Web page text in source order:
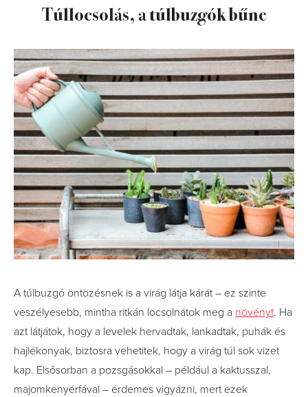
Túllocsolás, a túlbuzgók bűne
A túlbuzgó öntözésnek is a virág látja kárát – ez szinte
veszélyesebb, mintha ritkán locsolnátok meg a növényt. Ha
azt látjátok, hogy a levelek hervadtak, lankadtak, puhák és
hajlékonyak, biztosra vehetitek, hogy a virág túl sok vizet
kap. Elsősorban a pozsgásokkal – például a kaktusszal,
majomkenyérfával – érdemes vigyázni, mert ezek